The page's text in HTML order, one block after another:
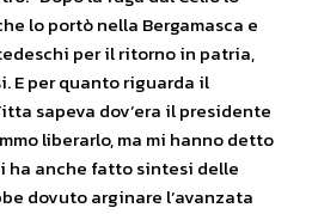
lo portò nella Bergamasca e
per il ritorno in patria,
E per quanto riguarda il
sapeva dov’era il presidente
liberarlo, ma mi hanno detto
ha anche fatto sintesi delle
dovuto arginare l’avanzata